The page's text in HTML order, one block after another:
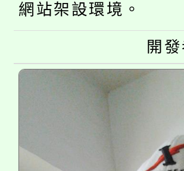
程，歡迎學生
心理、諮商
系所師生報名
縣市「校園短
門員」簡章
踴躍報名參加。
桃園市115學
「桃園市補
展演活動實施
115年度「教
義教育推展貢
網站架設環境。
開